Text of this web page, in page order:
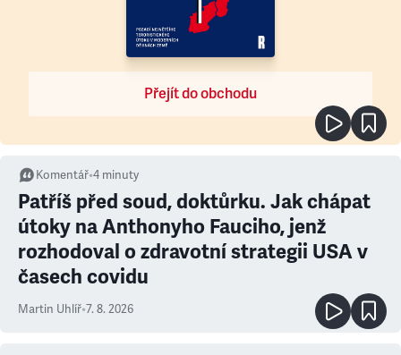
Přejít do obchodu
Komentář•4 minuty
Patříš před soud, doktůrku. Jak chápat
útoky na Anthonyho Fauciho, jenž
rozhodoval o zdravotní strategii USA v
časech covidu
Martin Uhlíř•7. 8. 2026